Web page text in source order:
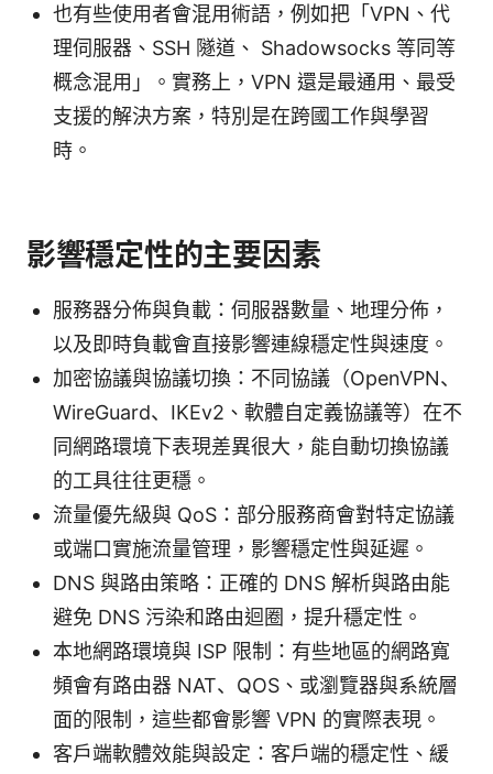
也有些使用者會混用術語，例如把「VPN、代
理伺服器、SSH 隧道、 Shadowsocks 等同等
概念混用」。實務上，VPN 還是最通用、最受
支援的解決方案，特別是在跨國工作與學習
時。
影響穩定性的主要因素
服務器分佈與負載：伺服器數量、地理分佈，
以及即時負載會直接影響連線穩定性與速度。
加密協議與協議切換：不同協議（OpenVPN、
WireGuard、IKEv2、軟體自定義協議等）在不
同網路環境下表現差異很大，能自動切換協議
的工具往往更穩。
流量優先級與 QoS：部分服務商會對特定協議
或端口實施流量管理，影響穩定性與延遲。
DNS 與路由策略：正確的 DNS 解析與路由能
避免 DNS 污染和路由迴圈，提升穩定性。
本地網路環境與 ISP 限制：有些地區的網路寬
頻會有路由器 NAT、QOS、或瀏覽器與系統層
面的限制，這些都會影響 VPN 的實際表現。
客戶端軟體效能與設定：客戶端的穩定性、緩